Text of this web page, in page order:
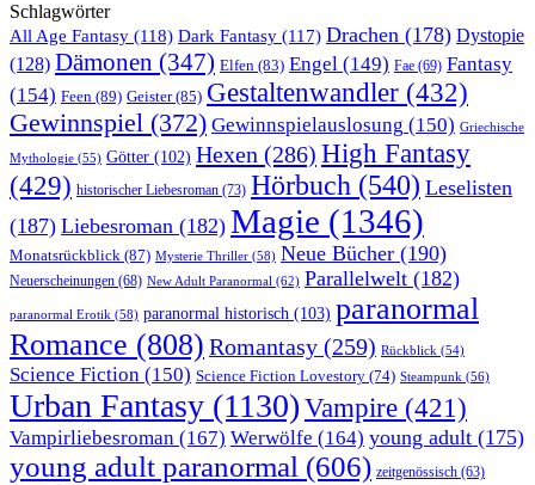
Schlagwörter
All Age Fantasy (118) Dark Fantasy (117) Drachen (178) Dystopie
(128) Dämonen (347) Elfen (83) Engel (149) Fae (69) Fantasy
(154) Feen (89) Geister(85) Gestaltenwandler (432)
Gewinnspiel (372) Gewinnspielauslosung (150) Griechische
Mythologie (55) Götter (102) Hexen (286) High Fantasy
(429) historischer Liebesroman (73) Hörbuch (540) Leselisten
(187) Liebesroman (182) Magie (1346)
Monatsrückblick (87) Mysterie Thriller (58) Neue Bücher (190)
Neuerscheinungen (68) New Adult Paranormal (62) Parallelwelt (182)
paranormal Erotik (58) paranormal historisch (103) paranormal
Romance (808) Romantasy (259) Rückblick (54)
Science Fiction (150) Science Fiction Lovestory (74) Steampunk (56)
Urban Fantasy (1130) Vampire (421)
Vampirliebesroman (167) Werwölfe (164) young adult (175)
young adult paranormal (606) zeitgenössisch (63)